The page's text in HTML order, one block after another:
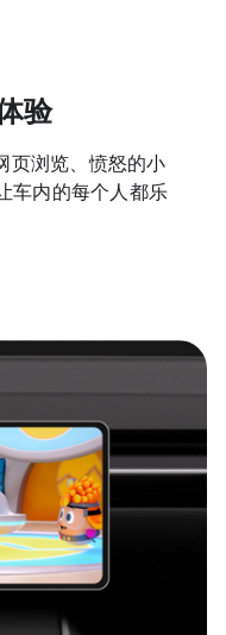
验
页浏览、愤怒的小
车内的每个人都乐